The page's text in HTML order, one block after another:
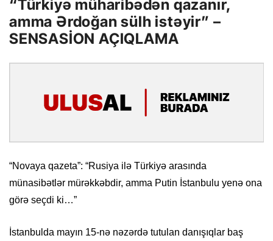
“Türkiyə müharibədən qazanır,
amma Ərdoğan sülh istəyir” –
SENSASİON AÇIQLAMA
“Novaya qazeta”: “Rusiya ilə Türkiyə arasında
münasibətlər mürəkkəbdir, amma Putin İstanbulu yenə ona
görə seçdi ki…”
İstanbulda mayın 15-nə nəzərdə tutulan danışıqlar baş